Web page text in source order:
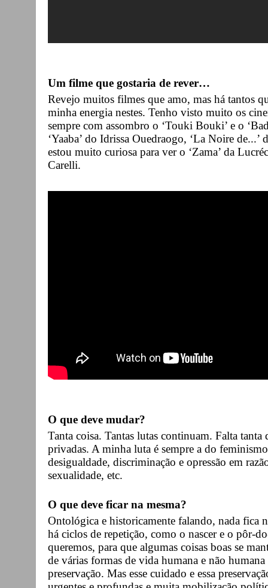
Um filme que gostaria de rever…
Revejo muitos filmes que amo, mas há tantos
minha energia nestes. Tenho visto muito os
sempre com assombro o ‘Touki Bouki’ e o
‘Yaaba’ do Idrissa Ouedraogo, ‘La Noire
estou muito curiosa para ver o ‘Zama’ da
Carelli.
O que deve mudar?
Tanta coisa. Tantas lutas continuam. Falta tanta
privadas. A minha luta é sempre a do
desigualdade, discriminação e opressão em
sexualidade, etc.
O que deve ficar na mesma?
Ontológica e historicamente falando, nada fica
há ciclos de repetição, como o nascer e o pôr-
queremos, para que algumas coisas boas se
de várias formas de vida humana e não
preservação. Mas esse cuidado e essa